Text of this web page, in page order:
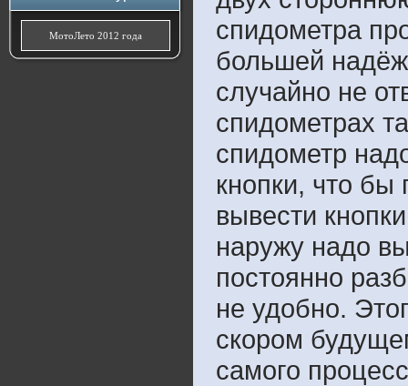
МотоЛето 2012 года
спидометра
большей
случайно не
спидометрах
спидометр
кнопки, что бы
вывести
наружу надо
постоянно
не удобно.
скором
самого